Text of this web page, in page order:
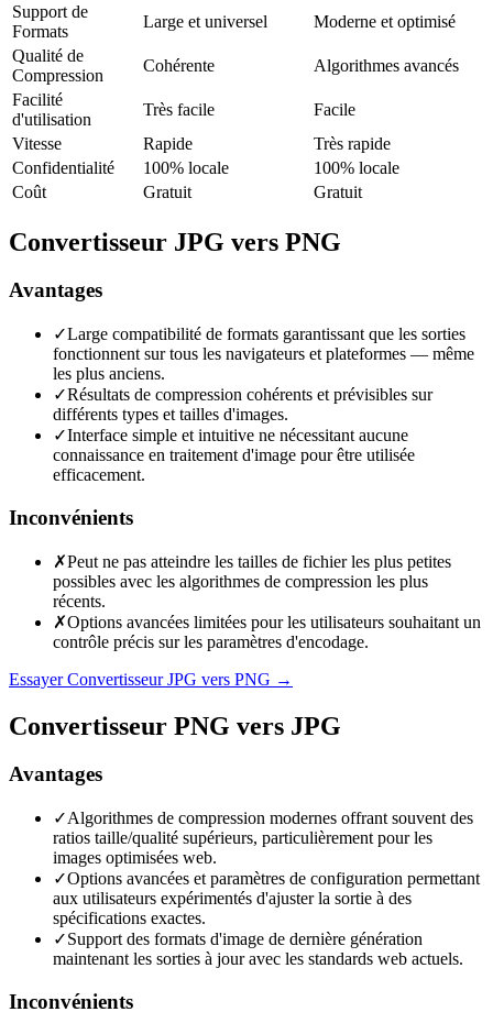
Support de
Formats
Large et universel
Moderne et optimisé
Qualité de
Compression
Cohérente
Algorithmes avancés
Facilité
d'utilisation
Très facile
Facile
Vitesse
Rapide
Très rapide
Confidentialité
100% locale
100% locale
Coût
Gratuit Gratuit
Convertisseur JPG vers PNG
Avantages
✓Large compatibilité de formats garantissant que les sorties
fonctionnent sur tous les navigateurs et plateformes — même
les plus anciens.
✓Résultats de compression cohérents et prévisibles sur
différents types et tailles d'images.
✓Interface simple et intuitive ne nécessitant aucune
connaissance en traitement d'image pour être utilisée
efficacement.
Inconvénients
✗Peut ne pas atteindre les tailles de fichier les plus petites
possibles avec les algorithmes de compression les plus
récents.
✗Options avancées limitées pour les utilisateurs souhaitant un
contrôle précis sur les paramètres d'encodage.
Essayer Convertisseur JPG vers PNG →
Convertisseur PNG vers JPG
Avantages
✓Algorithmes de compression modernes offrant souvent des
ratios taille/qualité supérieurs, particulièrement pour les
images optimisées web.
✓Options avancées et paramètres de configuration permettant
aux utilisateurs expérimentés d'ajuster la sortie à des
spécifications exactes.
✓Support des formats d'image de dernière génération
maintenant les sorties à jour avec les standards web actuels.
Inconvénients